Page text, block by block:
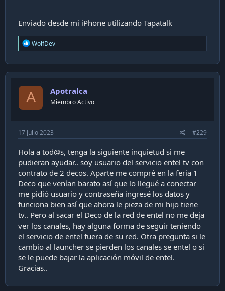
Enviado desde mi iPhone utilizando Tapatalk
R
e
c
t
o
n
WolfDev
A Apotralca
Miembro Activo
17 Julio 2023 #229
Hola a tod@s, tenga la siguiente inquietud si me
pudieran ayudar.. soy usuario del servicio entel tv con
contrato de 2 decos. Aparte me compré en la feria 1
Deco que venían barato así que lo llegué a conectar
me pidió usuario y contraseña ingresé los datos y
funciona bien así que ahora le pieza de mi hijo tiene
tv.. Pero al sacar el Deco de la red de entel no me deja
ver los canales, hay alguna forma de seguir teniendo
el servicio de entel fuera de su red. Otra pregunta si le
cambio al launcher se pierden los canales se entel o si
se le puede bajar la aplicación móvil de entel.
Gracias..